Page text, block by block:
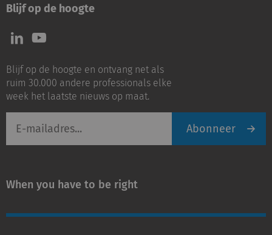
Blijf op de hoogte
Volg
ons
LinkedIn
Volg
ons
Youtube
Blijf op de hoogte en ontvang net als
ruim 30.000 andere professionals elke
week het laatste nieuws op maat.
mailadres
Abonneer
When you have to be right